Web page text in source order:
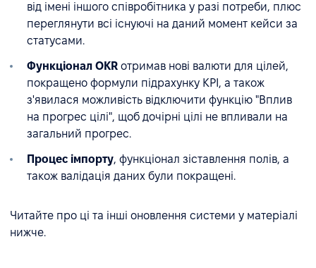
від імені іншого співробітника у разі потреби, плюс
переглянути всі існуючі на даний момент кейси за
статусами.
Функціонал OKR отримав нові валюти для цілей,
покращено формули підрахунку KPI, а також
з'явилася можливість відключити функцію "Вплив
на прогрес цілі", щоб дочірні цілі не впливали на
загальний прогрес.
Процес імпорту, функціонал зіставлення полів, а
також валідація даних були покращені.
Читайте про ці та інші оновлення системи у матеріалі
нижче.